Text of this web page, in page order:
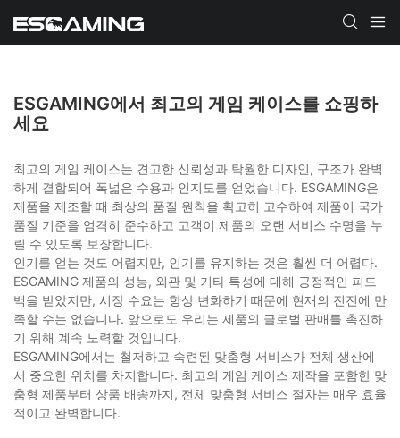
ESGAMING에서 최고의 게임 케이스를 쇼핑하
세요
최고의 게임 케이스는 견고한 신뢰성과 탁월한 디자인, 구조가 완벽
하게 결합되어 폭넓은 수용과 인지도를 얻었습니다. ESGAMING은
제품을 제조할 때 최상의 품질 원칙을 확고히 고수하여 제품이 국가
품질 기준을 엄격히 준수하고 고객이 제품의 오랜 서비스 수명을 누
릴 수 있도록 보장합니다.
인기를 얻는 것도 어렵지만, 인기를 유지하는 것은 훨씬 더 어렵다.
ESGAMING 제품의 성능, 외관 및 기타 특성에 대해 긍정적인 피드
백을 받았지만, 시장 수요는 항상 변화하기 때문에 현재의 진전에 만
족할 수는 없습니다. 앞으로도 우리는 제품의 글로벌 판매를 촉진하
기 위해 계속 노력할 것입니다.
ESGAMING에서는 철저하고 숙련된 맞춤형 서비스가 전체 생산에
서 중요한 위치를 차지합니다. 최고의 게임 케이스 제작을 포함한 맞
춤형 제품부터 상품 배송까지, 전체 맞춤형 서비스 절차는 매우 효율
적이고 완벽합니다.